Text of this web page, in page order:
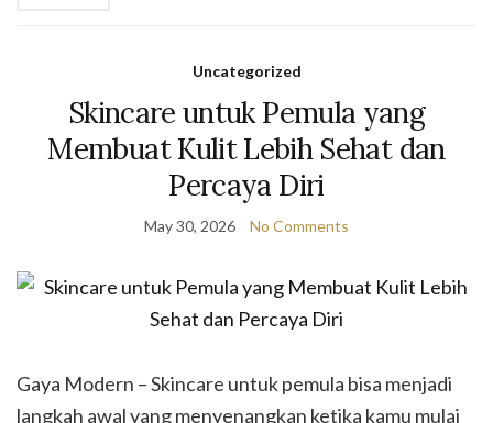
Uncategorized
Skincare untuk Pemula yang
Membuat Kulit Lebih Sehat dan
Percaya Diri
May 30, 2026 No Comments
Gaya Modern – Skincare untuk pemula bisa menjadi
langkah awal yang menyenangkan ketika kamu mulai